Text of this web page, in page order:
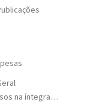
na íntegra…